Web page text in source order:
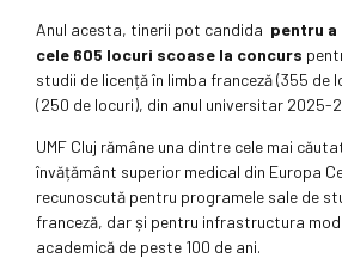
Anul acesta, tinerii pot candida pentru
cele 605 locuri scoase la concurs
studii de licență în limba franceză (355 de
(250 de locuri), din anul universitar 2025-
UMF Cluj rămâne una dintre cele mai
învățământ superior medical din Europa
recunoscută pentru programele sale de
franceză, dar și pentru infrastructura
academică de peste 100 de ani.